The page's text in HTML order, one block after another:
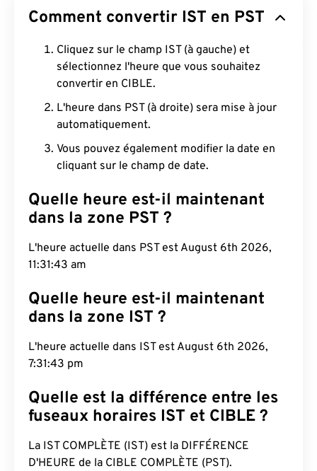
Comment convertir IST en PST
Cliquez sur le champ IST (à gauche) et
sélectionnez l'heure que vous souhaitez
convertir en CIBLE.
L'heure dans PST (à droite) sera mise à jour
automatiquement.
Vous pouvez également modifier la date en
cliquant sur le champ de date.
Quelle heure est-il maintenant
dans la zone PST ?
L'heure actuelle dans PST est August 6th 2026,
11:31:44 am
Quelle heure est-il maintenant
dans la zone IST ?
L'heure actuelle dans IST est August 6th 2026,
7:31:44 pm
Quelle est la différence entre les
fuseaux horaires IST et CIBLE ?
La IST COMPLÈTE (IST) est la DIFFÉRENCE
D'HEURE de la CIBLE COMPLÈTE (PST).